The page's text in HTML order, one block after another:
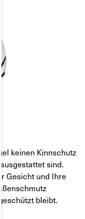
keinen Kinnschutz
sind.
Gesicht und Ihre
bleibt.